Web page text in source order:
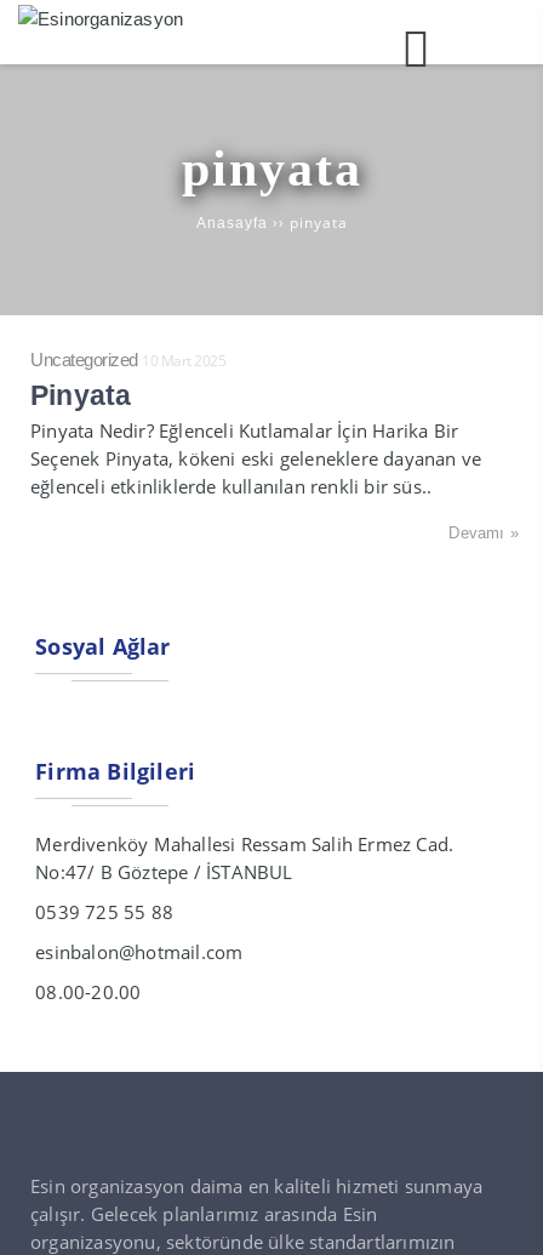
pinyata
Anasayfa ›› pinyata
Uncategorized 10 Mart 2025
Pinyata
Pinyata Nedir? Eğlenceli Kutlamalar İçin Harika Bir
Seçenek Pinyata, kökeni eski geleneklere dayanan ve
eğlenceli etkinliklerde kullanılan renkli bir süs..
Devamı »
Sosyal Ağlar
Firma Bilgileri
Merdivenköy Mahallesi Ressam Salih Ermez Cad.
No:47/ B Göztepe / İSTANBUL
0539 725 55 88
esinbalon@hotmail.com
08.00-20.00
Esin organizasyon daima en kaliteli hizmeti sunmaya
çalışır. Gelecek planlarımız arasında Esin
organizasyonu, sektöründe ülke standartlarımızın